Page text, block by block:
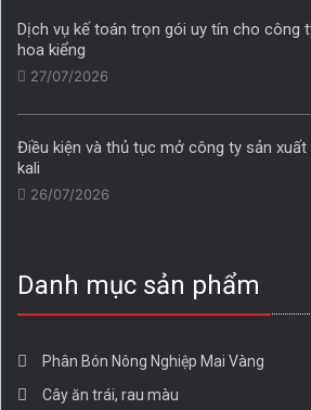
Dịch vụ kế toán trọn gói uy tín cho công
hoa kiểng
27/07/2026
Điều kiện và thủ tục mở công ty sản xuất
kali
26/07/2026
Danh mục sản phẩm
Phân Bón Nông Nghiệp Mai Vàng
Cây ăn trái, rau màu